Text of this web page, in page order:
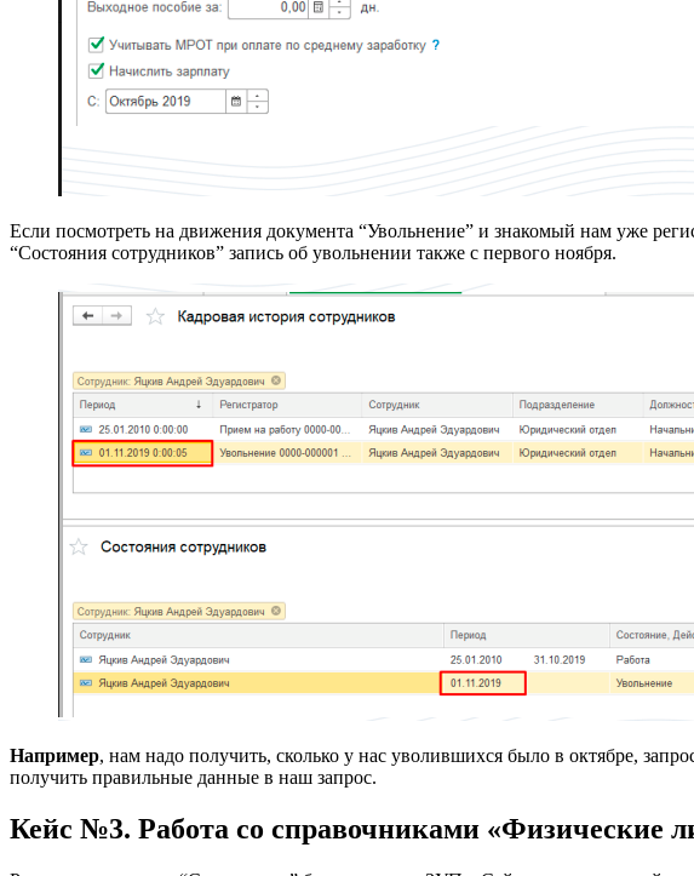
Если посмотреть на движения документа “Увольнение” и знакомый нам уже
“Состояния сотрудников” запись об увольнении также с первого ноября.
Например, нам надо получить, сколько у нас уволившихся было в октябре,
получить правильные данные в наш запрос.
Кейс №3. Работа со справочниками «Физические